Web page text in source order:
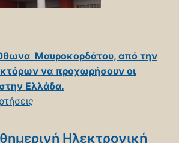
 Μαυροκορδάτου, από την
να προχωρήσουν οι
Ελλάδα.
Ηλεκτρονική